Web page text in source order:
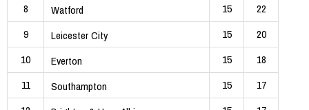
8
Watford 15
22
9
Leicester City 15
20
10
Everton 15
18
11
Southampton 15
17